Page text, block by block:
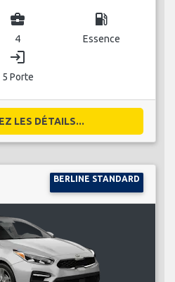
business_center
4
local_gas_station
Essence
login
5 Porte
LES DÉTAILS...
BERLINE STANDARD